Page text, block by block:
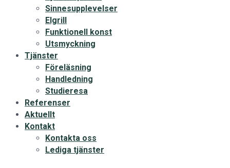
Sinnesupplevelser
Elgrill
Funktionell konst
Utsmyckning
Tjänster
Föreläsning
Handledning
Studieresa
Referenser
Aktuellt
Kontakt
Kontakta oss
Lediga tjänster